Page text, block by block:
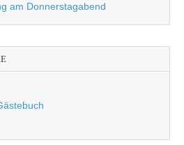
am Donnerstagabend